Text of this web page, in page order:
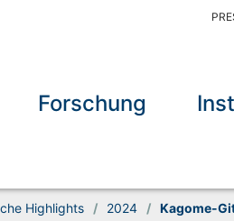
Forschung
Highlights / 2024 / Kagome-